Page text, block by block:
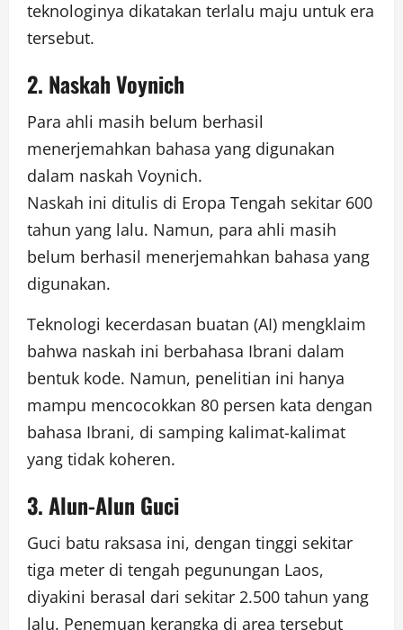
teknologinya dikatakan terlalu maju untuk era
tersebut.
2. Naskah Voynich
Para ahli masih belum berhasil
menerjemahkan bahasa yang digunakan
dalam naskah Voynich.
Naskah ini ditulis di Eropa Tengah sekitar 600
tahun yang lalu. Namun, para ahli masih
belum berhasil menerjemahkan bahasa yang
digunakan.
Teknologi kecerdasan buatan (AI) mengklaim
bahwa naskah ini berbahasa Ibrani dalam
bentuk kode. Namun, penelitian ini hanya
mampu mencocokkan 80 persen kata dengan
bahasa Ibrani, di samping kalimat-kalimat
yang tidak koheren.
3. Alun-Alun Guci
Guci batu raksasa ini, dengan tinggi sekitar
tiga meter di tengah pegunungan Laos,
diyakini berasal dari sekitar 2.500 tahun yang
lalu. Penemuan kerangka di area tersebut